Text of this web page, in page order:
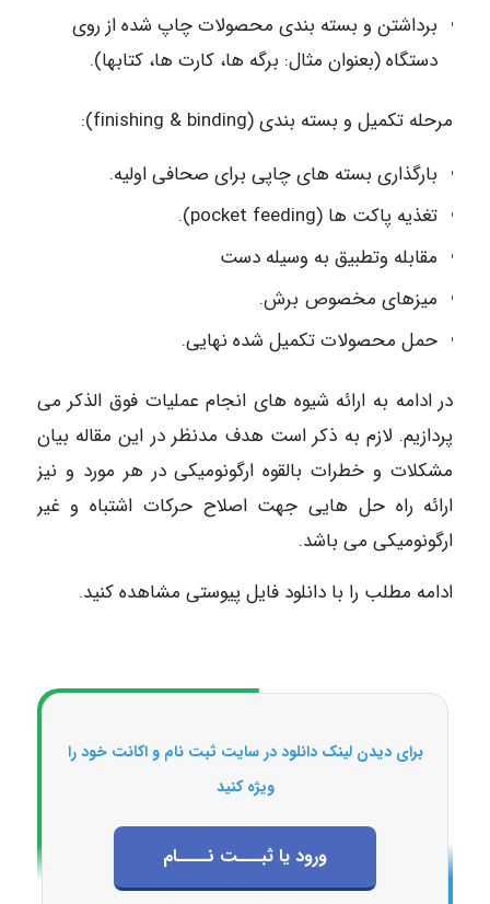
برداشتن و بسته بندی محصولات چاپ شده از روی
دستگاه (بعنوان مثال: برگه ها، کارت ها، کتابها).
مرحله تکمیل و بسته بندی (finishing & binding):
بارگذاری بسته های چاپی برای صحافی اولیه.
تغذیه پاکت ها (pocket feeding).
مقابله وتطبیق به وسیله دست
میزهای مخصوص برش.
حمل محصولات تکمیل شده نهایی.
در ادامه به ارائه شیوه های انجام عملیات فوق الذکر می
پردازیم. لازم به ذکر است هدف مدنظر در این مقاله بیان
مشکلات و خطرات بالقوه ارگونومیکی در هر مورد و نیز
ارائه راه حل هایی جهت اصلاح حرکات اشتباه و غیر
ارگونومیکی می باشد.
ادامه مطلب را با دانلود فایل پیوستی مشاهده کنید.
برای دیدن لینک دانلود در سایت ثبت نام و اکانت خود را
ویژه کنید
ورود یا ثبـــت نــــام